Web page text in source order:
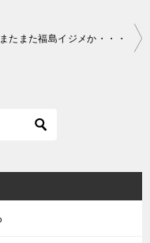
またまた福島イジメか・・・